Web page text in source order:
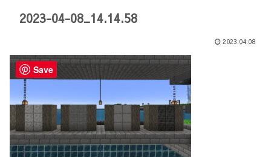
2023-04-08_14.14.58
2023.04.08
Save